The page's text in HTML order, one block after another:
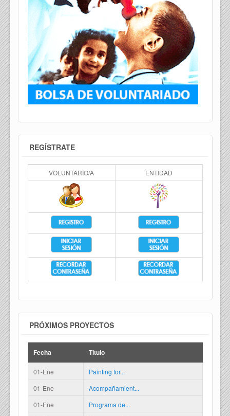
REGÍSTRATE
VOLUNTARIO/A ENTIDAD
PRÓXIMOS PROYECTOS
Fecha Titulo
01-Ene
Painting for...
01-Ene
Acompañamient...
01-Ene
Programa de...